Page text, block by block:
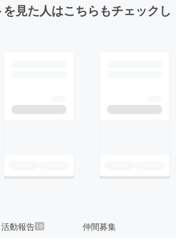
見た人はこちらもチェックし
活動報告 10 仲間募集